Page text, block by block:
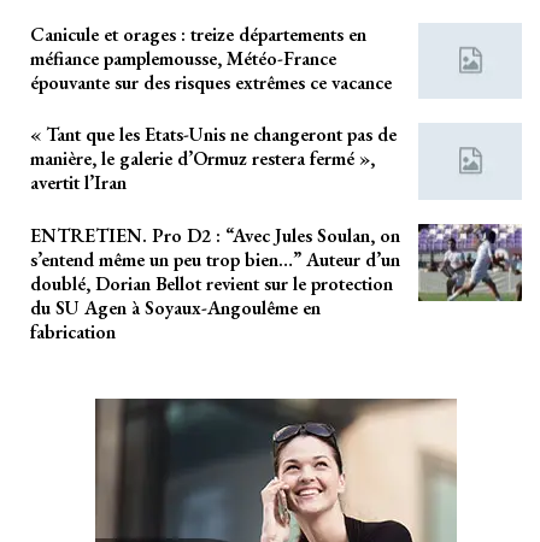
Canicule et orages : treize départements en
méfiance pamplemousse, Météo-France
épouvante sur des risques extrêmes ce vacance
« Tant que les Etats-Unis ne changeront pas de
manière, le galerie d’Ormuz restera fermé »,
avertit l’Iran
ENTRETIEN. Pro D2 : “Avec Jules Soulan, on
s’entend même un peu trop bien…” Auteur d’un
doublé, Dorian Bellot revient sur le protection
du SU Agen à Soyaux-Angoulême en
fabrication